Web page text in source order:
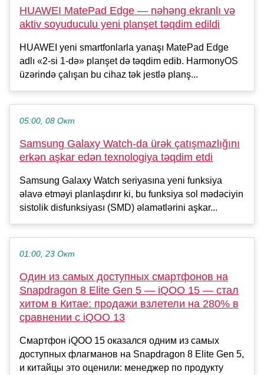
HUAWEI MatePad Edge — nəhəng ekranlı və
aktiv soyuduculu yeni planşet təqdim edildi
HUAWEI yeni smartfonlarla yanaşı MatePad Edge
adlı «2-si 1-də» planşet də təqdim edib. HarmonyOS
üzərində çalışan bu cihaz tək jestlə planş...
05:00, 08 Окт
Samsung Galaxy Watch-da ürək çatışmazlığını
erkən aşkar edən texnologiya təqdim etdi
Samsung Galaxy Watch seriyasına yeni funksiya
əlavə etməyi planlaşdırır ki, bu funksiya sol mədəciyin
sistolik disfunksiyası (SMD) əlamətlərini aşkar...
01:00, 23 Окт
Один из самых доступных смартфонов на
Snapdragon 8 Elite Gen 5 — iQOO 15 — стал
хитом в Китае: продажи взлетели на 280% в
сравнении с iQOO 13
Смартфон iQOO 15 оказался одним из самых
доступных флагманов на Snapdragon 8 Elite Gen 5,
и китайцы это оценили: менеджер по продукту